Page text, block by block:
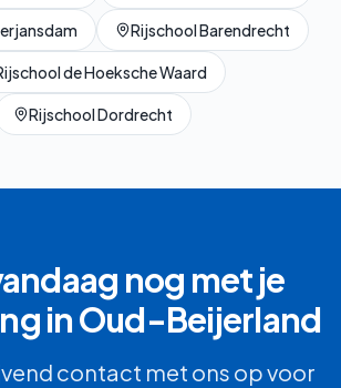
RijschoolBarendrecht
de Hoeksche Waard
RijschoolDordrecht
nog met je
inOud-Beijerland
contact met ons op voor